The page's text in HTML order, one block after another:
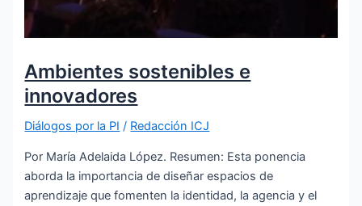
Ambientes sostenibles e
innovadores
Diálogos por la PI / Redacción ICJ
Por María Adelaida López. Resumen: Esta ponencia
aborda la importancia de diseñar espacios de
aprendizaje que fomenten la identidad, la agencia y el